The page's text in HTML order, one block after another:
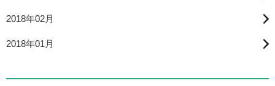
2018年02月
2018年01月